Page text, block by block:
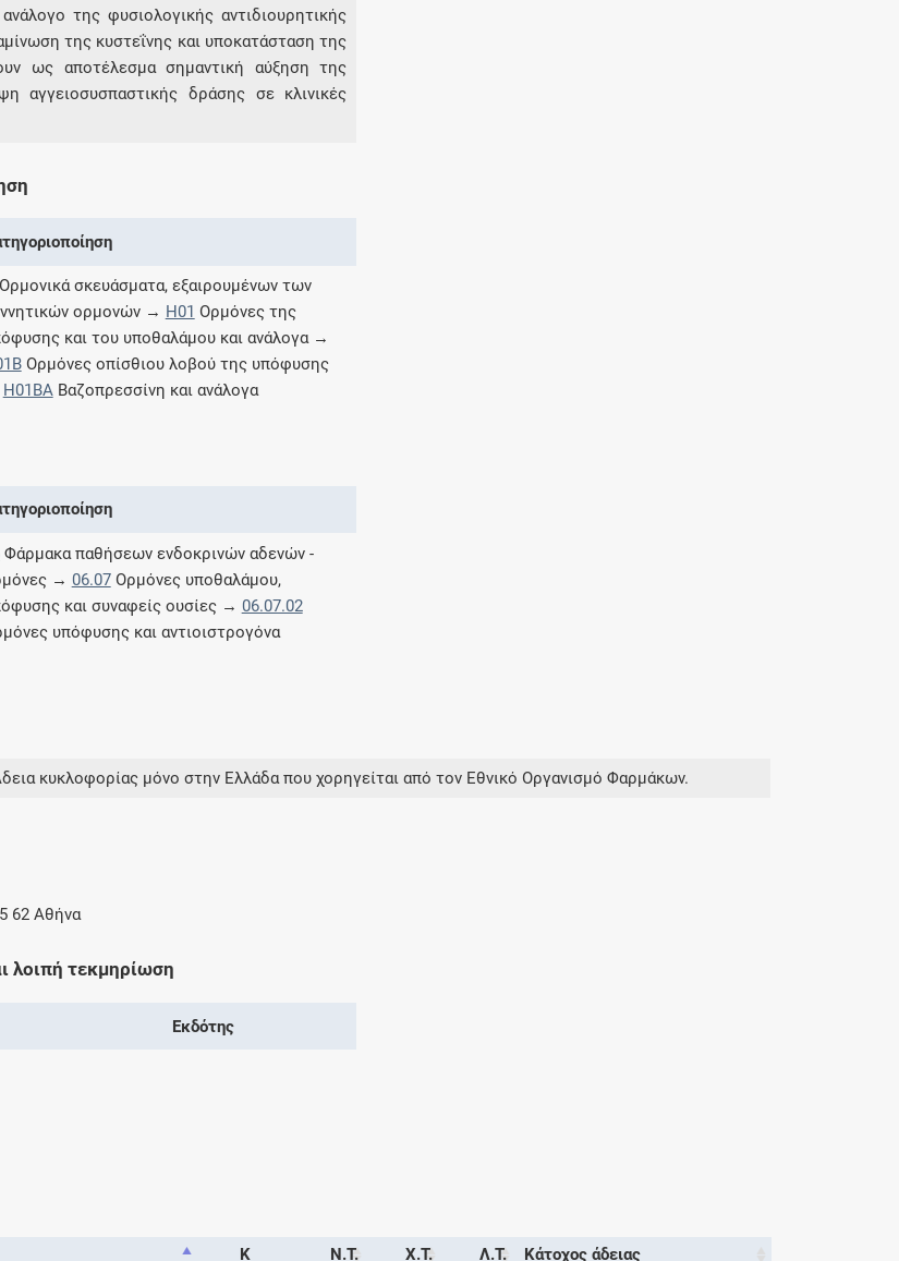
παροχές των συνδρομητικών
προγραμμάτων
ενδείξεις και αγωγές για
Γνωρίζατε ότι...
μαζί σας γεγονότα της
της φυσιολογικής αντιδιουρητικής
της κυστεΐνης και υποκατάσταση της
ως αποτέλεσμα σημαντική αύξηση της
αγγειοσυσπαστικής δράσης σε κλινικές
Ορμονικά σκευάσματα, εξαιρουμένων των
ορμονών → H01 Ορμόνες της
και του υποθαλάμου και ανάλογα →
Ορμόνες οπίσθιου λοβού της υπόφυσης
H01BAΒαζοπρεσσίνη και ανάλογα
Φάρμακα παθήσεων ενδοκρινών αδενών -
→ 06.07Oρμόνες υποθαλάμου,
και συναφείς ουσίες → 06.07.02
υπόφυσης και αντιοιστρογόνα
κυκλοφορίας μόνο στην Ελλάδα που χορηγείται από τον Εθνικό Οργανισμό Φαρμάκων.
62 Αθήνα
λοιπή τεκμηρίωση
Εκδότης
Κ Ν.Τ. Χ.Τ. Λ.Τ.
Κάτοχος άδειας